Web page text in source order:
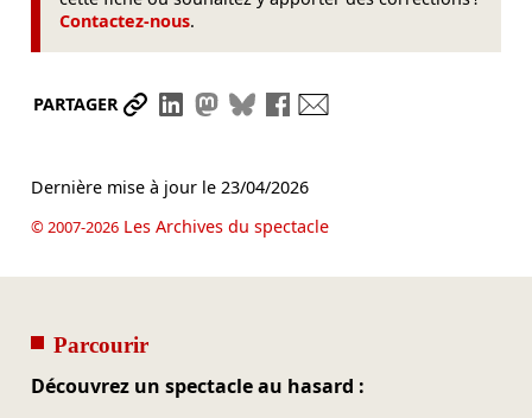
Contactez-nous.
PARTAGER Partager le lien
Partager sur LinkedIn
Partager sur Mastodon
Partager sur Bluesky
Partager sur Facebook
Dernière mise à jour le 23/04/2026
© 2007-2026Les Archives du spectacle
Parcourir
Découvrez un spectacle au hasard :